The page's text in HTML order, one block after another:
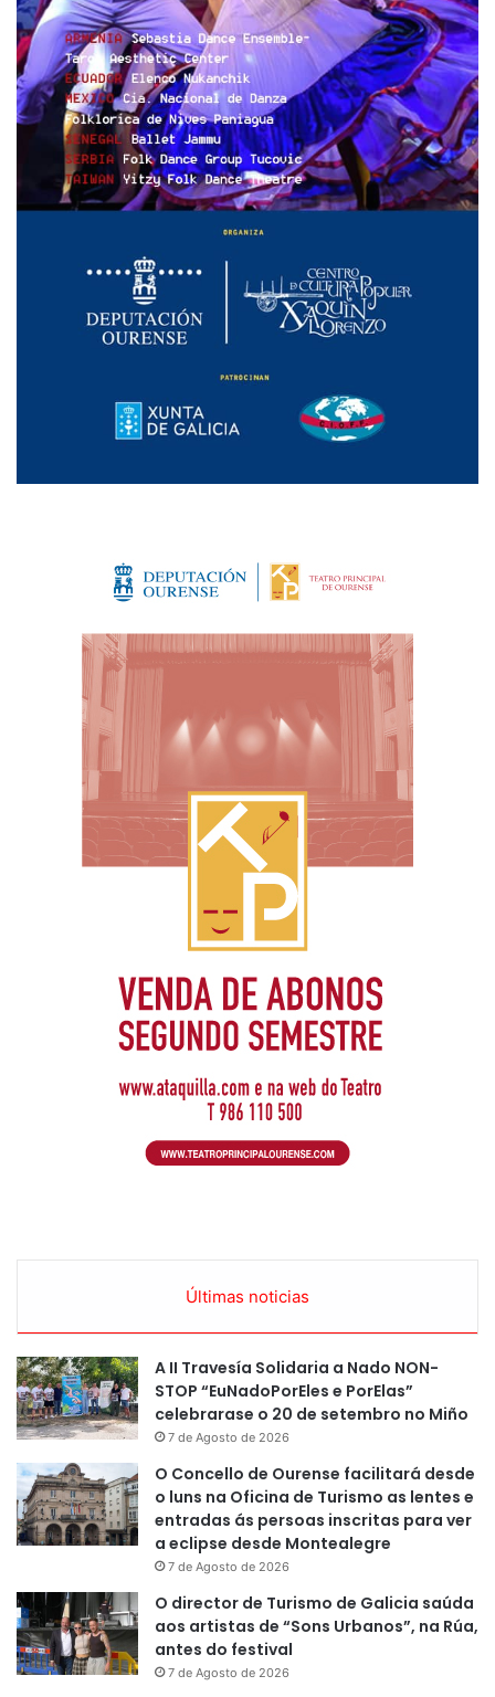
Últimas noticias
A II Travesía Solidaria a Nado NON-
STOP “EuNadoPorEles e PorElas”
celebrarase o 20 de setembro no Miño
7 de Agosto de 2026
O Concello de Ourense facilitará desde
o luns na Oficina de Turismo as lentes e
entradas ás persoas inscritas para ver
a eclipse desde Montealegre
7 de Agosto de 2026
O director de Turismo de Galicia saúda
aos artistas de “Sons Urbanos”, na Rúa,
antes do festival
7 de Agosto de 2026